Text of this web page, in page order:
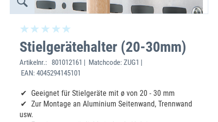
Stielgerätehalter (20-30mm)
Artikelnr.:
801012161 | Matchcode: ZUG1 |
EAN: 4045294145101
Geeignet für Stielgeräte mit ø von 20 - 30 mm
Zur Montage an Aluminium Seitenwand, Trennwand
usw.